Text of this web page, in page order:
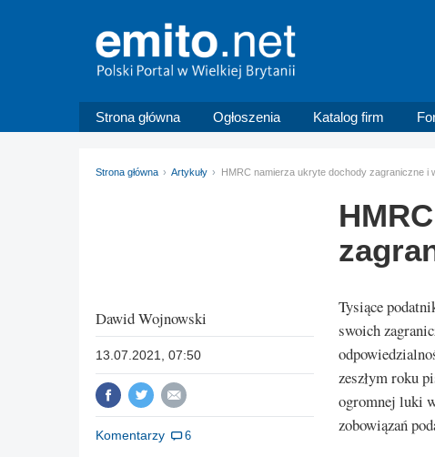
Strona główna Ogłoszenia Katalog firm
Strona główna Artykuły HMRC namierza ukryte dochody zagraniczne i
Dawid Wojnowski
13.07.2021, 07:50
Komentarzy 6
Tysiące
swoich
zeszłym roku
ogromnej luki
zobowiązań